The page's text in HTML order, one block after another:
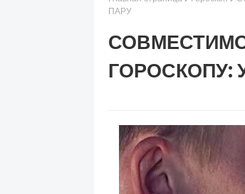
ПАРУ
ГОРОСКОПУ: